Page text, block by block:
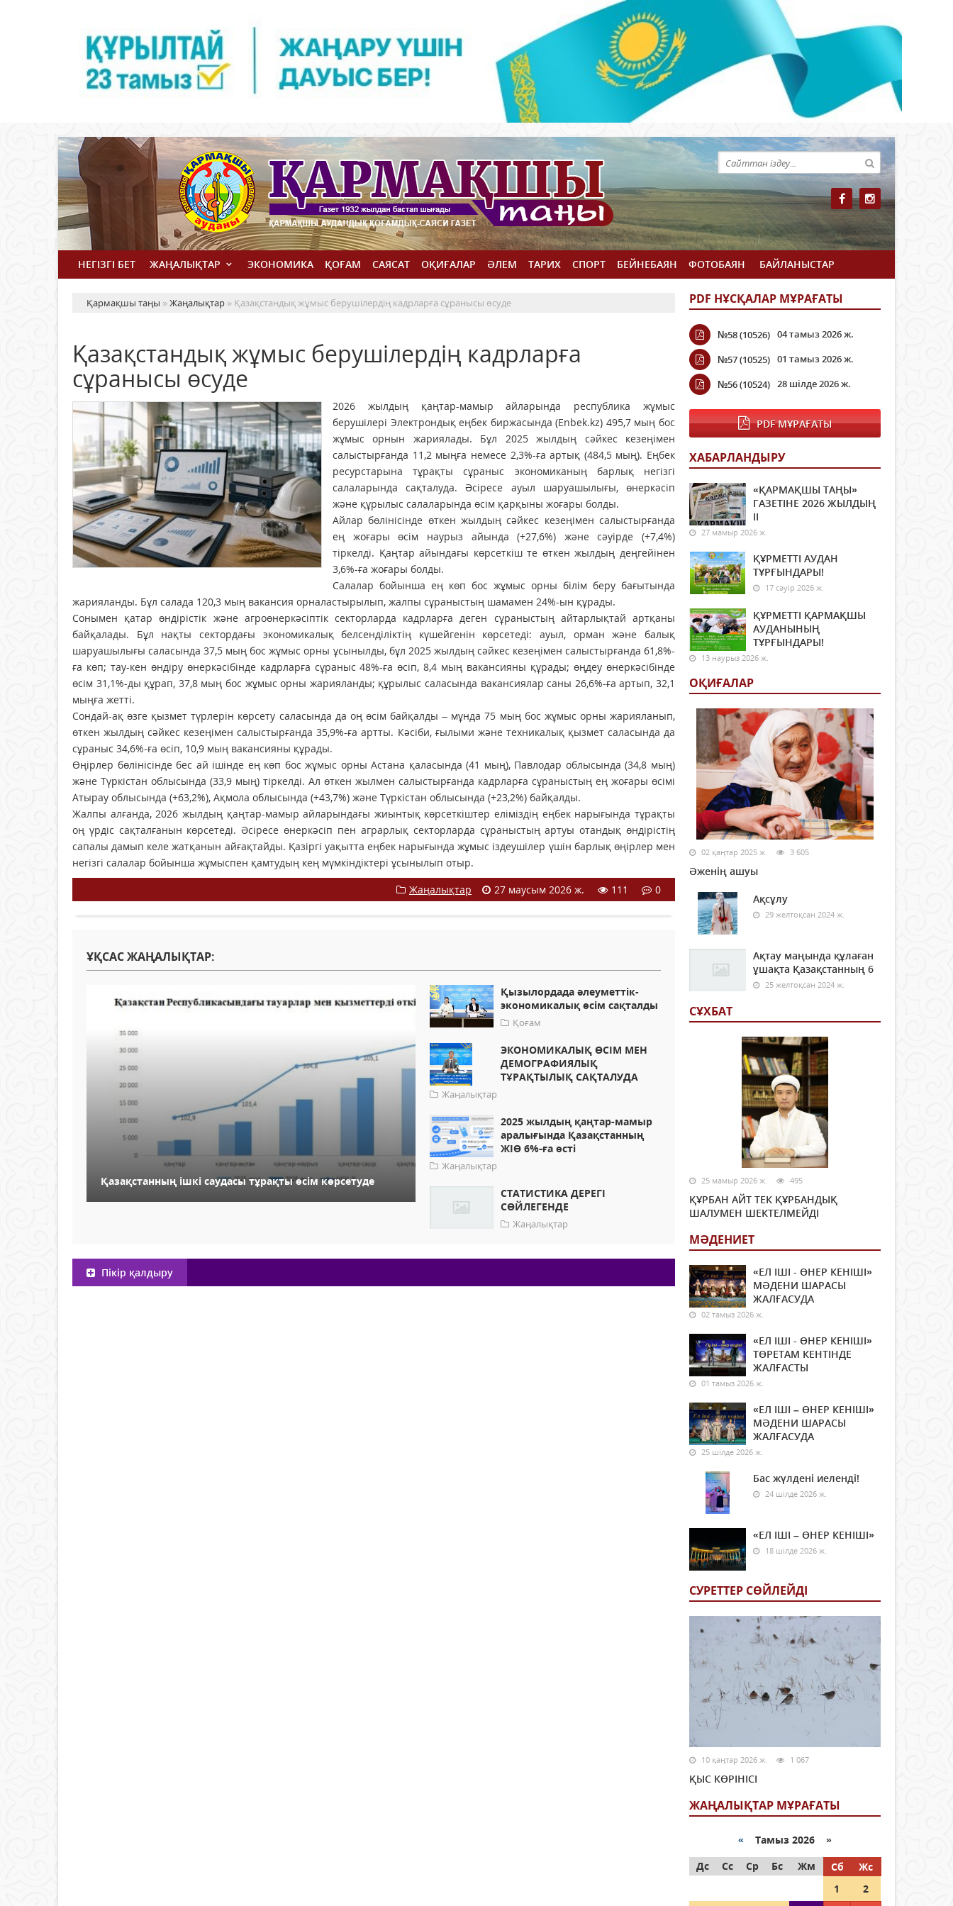
НЕГІЗГІ БЕТ ЖАҢАЛЫҚТАР ЭКОНОМИКА ҚОҒАМ САЯСАТ ОҚИҒАЛАР ӘЛЕМ ТАРИХ СПОРТ БЕЙНЕБАЯН ФОТОБАЯН БАЙЛАНЫСТАР
Қармақшы таңы »Жаңалықтар » Қазақстандық жұмыс берушілердің кадрларға сұранысы өсуде
Қазақстандық жұмыс берушілердің кадрларға
сұранысы өсуде
2026 жылдың қаңтар-мамыр айларында республика жұмыс
берушілері Электрондық еңбек биржасында (Enbek.kz) 495,7 мың бос
жұмыс орнын жариялады. Бұл 2025 жылдың сәйкес кезеңімен
салыстырғанда 11,2 мыңға немесе 2,3%-ға артық (484,5 мың). Еңбек
ресурстарына тұрақты сұраныс экономиканың барлық негізгі
салаларында сақталуда. Әсіресе ауыл шаруашылығы, өнеркәсіп
және құрылыс салаларында өсім қарқыны жоғары болды.
Айлар бөлінісінде өткен жылдың сәйкес кезеңімен салыстырғанда
ең жоғары өсім наурыз айында (+27,6%) және сәуірде (+7,4%)
тіркелді. Қаңтар айындағы көрсеткіш те өткен жылдың деңгейінен
3,6%-ға жоғары болды.
Салалар бойынша ең көп бос жұмыс орны білім беру бағытында
жарияланды. Бұл салада 120,3 мың вакансия орналастырылып, жалпы сұраныстың шамамен 24%-ын құрады.
Сонымен қатар өндірістік және агроөнеркәсіптік секторларда кадрларға деген сұраныстың айтарлықтай артқаны
байқалады. Бұл нақты сектордағы экономикалық белсенділіктің күшейгенін көрсетеді: ауыл, орман және балық
шаруашылығы саласында 37,5 мың бос жұмыс орны ұсынылды, бұл 2025 жылдың сәйкес кезеңімен салыстырғанда 61,8%-
ға көп; тау-кен өндіру өнеркәсібінде кадрларға сұраныс 48%-ға өсіп, 8,4 мың вакансияны құрады; өңдеу өнеркәсібінде
өсім 31,1%-ды құрап, 37,8 мың бос жұмыс орны жарияланды; құрылыс саласында вакансиялар саны 26,6%-ға артып, 32,1
мыңға жетті.
Сондай-ақ өзге қызмет түрлерін көрсету саласында да оң өсім байқалды – мұнда 75 мың бос жұмыс орны жарияланып,
өткен жылдың сәйкес кезеңімен салыстырғанда 35,9%-ға артты. Кәсіби, ғылыми және техникалық қызмет саласында да
сұраныс 34,6%-ға өсіп, 10,9 мың вакансияны құрады.
Өңірлер бөлінісінде бес ай ішінде ең көп бос жұмыс орны Астана қаласында (41 мың), Павлодар облысында (34,8 мың)
және Түркістан облысында (33,9 мың) тіркелді. Ал өткен жылмен салыстырғанда кадрларға сұраныстың ең жоғары өсімі
Атырау облысында (+63,2%), Ақмола облысында (+43,7%) және Түркістан облысында (+23,2%) байқалды.
Жалпы алғанда, 2026 жылдың қаңтар-мамыр айларындағы жиынтық көрсеткіштер еліміздің еңбек нарығында тұрақты
оң үрдіс сақталғанын көрсетеді. Әсіресе өнеркәсіп пен аграрлық секторларда сұраныстың артуы отандық өндірістің
сапалы дамып келе жатқанын айғақтайды. Қазіргі уақытта еңбек нарығында жұмыс іздеушілер үшін барлық өңірлер мен
негізгі салалар бойынша жұмыспен қамтудың кең мүмкіндіктері ұсынылып отыр.
Жаңалықтар
27 маусым 2026 ж. 111 0
ҰҚСАС ЖАҢАЛЫҚТАР:
Қазақстанның ішкі саудасы тұрақты өсім көрсетуде
Қызылордада әлеуметтік-
экономикалық өсім сақталды
Қоғам
ЭКОНОМИКАЛЫҚ ӨСІМ МЕН
ДЕМОГРАФИЯЛЫҚ
ТҰРАҚТЫЛЫҚ САҚТАЛУДА
Жаңалықтар
2025 жылдың қаңтар-мамыр
аралығында Қазақстанның
ЖІӨ 6%-ға өсті
Жаңалықтар
СТАТИСТИКА ДЕРЕГІ
СӨЙЛЕГЕНДЕ
Жаңалықтар
Пікір қалдыру
PDF НҰСҚАЛАР МҰРАҒАТЫ
№58 (10526) 04 тамыз 2026 ж.
№57 (10525) 01 тамыз 2026 ж.
№56 (10524) 28 шілде 2026 ж.
PDF МҰРАҒАТЫ
ХАБАРЛАНДЫРУ
«ҚАРМАҚШЫ ТАҢЫ»
ГАЗЕТІНЕ 2026 ЖЫЛДЫҢ
ІI
27 мамыр 2026 ж.
ҚҰРМЕТТІ АУДАН
ТҰРҒЫНДАРЫ!
17 сәуір 2026 ж.
ҚҰРМЕТТІ ҚАРМАҚШЫ
АУДАНЫНЫҢ
ТҰРҒЫНДАРЫ!
13 наурыз 2026 ж.
ОҚИҒАЛАР
02 қаңтар 2025 ж. 3 605
Әженің ашуы
Ақсұлу
29 желтоқсан 2024 ж.
Ақтау маңында құлаған
ұшақта Қазақстанның 6
25 желтоқсан 2024 ж.
СҰХБАТ
25 мамыр 2026 ж. 495
ҚҰРБАН АЙТ ТЕК ҚҰРБАНДЫҚ
ШАЛУМЕН ШЕКТЕЛМЕЙДІ
МӘДЕНИЕТ
«ЕЛ ІШІ - ӨНЕР КЕНІШІ»
МӘДЕНИ ШАРАСЫ
ЖАЛҒАСУДА
02 тамыз 2026 ж.
«ЕЛ ІШІ - ӨНЕР КЕНІШІ»
ТӨРЕТАМ КЕНТІНДЕ
ЖАЛҒАСТЫ
01 тамыз 2026 ж.
«ЕЛ ІШІ – ӨНЕР КЕНІШІ»
МӘДЕНИ ШАРАСЫ
ЖАЛҒАСУДА
25 шілде 2026 ж.
Бас жүлдені иеленді!
24 шілде 2026 ж.
«ЕЛ ІШІ – ӨНЕР КЕНІШІ»
18 шілде 2026 ж.
СУРЕТТЕР СӨЙЛЕЙДI
10 қаңтар 2026 ж. 1 067
ҚЫС КӨРІНІСІ
ЖАҢАЛЫҚТАР МҰРАҒАТЫ
« Тамыз 2026 »
Дс
Сс Ср Бс Жм Сб
Жс
1
2